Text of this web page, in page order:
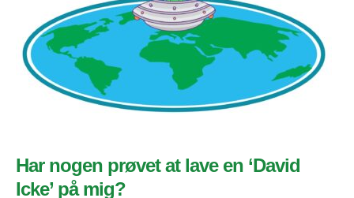
Har nogen prøvet at lave en ‘David
Icke’ på mig?